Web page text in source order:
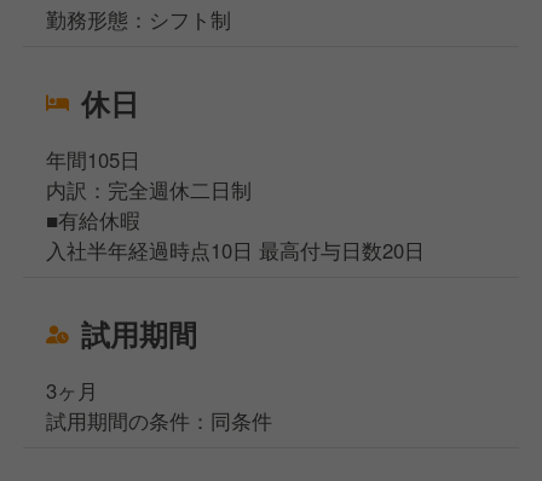
勤務形態：シフト制
休日
年間105日
内訳：完全週休二日制
■有給休暇
入社半年経過時点10日 最高付与日数20日
試用期間
3ヶ月
試用期間の条件：同条件